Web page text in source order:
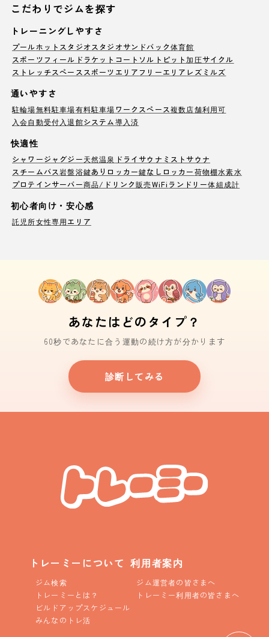
こだわりでジムを探す
トレーニングしやすさ
プールホットスタジオ スタジオサンドバック体育館
スポーツフィールド ラケットコート ソルトピット加圧サイクル
ストレッチスペース スポーツエリア フリーエリア レズミルズ
通いやすさ
駐輪場無料駐車場有料駐車場ワークスペース複数店舗利用可
入会自動受付 入退館システム導入済
快適性
シャワージャグジー天然温泉 ドライサウナ ミストサウナ
スチームバス岩盤浴鍵ありロッカー鍵なしロッカー荷物棚水素水
プロテインサーバー商品/ドリンク販売WiFi ランドリー体組成計
初心者向け・安心感
託児所女性専用エリア
あなたはどのタイプ？
60秒であなたに合う運動の続け方が分かります
診断してみる
トレーミーについて
ジム検索
トレーミーとは？
ビルドアップスケジュール
みんなのトレ活
利用者案内
ジム運営者の皆さまへ
トレーミー利用者の皆さまへ